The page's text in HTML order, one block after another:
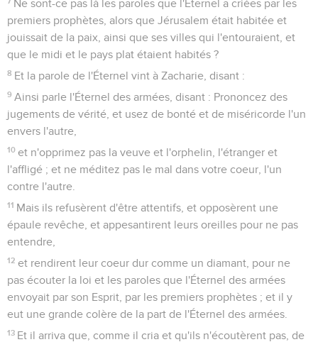
Ne sont-ce pas là les paroles que l'Éternel a criées par les
premiers prophètes, alors que Jérusalem était habitée et
jouissait de la paix, ainsi que ses villes qui l'entouraient, et
que le midi et le pays plat étaient habités ?
8 Et la parole de l'Éternel vint à Zacharie, disant :
9 Ainsi parle l'Éternel des armées, disant : Prononcez des
jugements de vérité, et usez de bonté et de miséricorde l'un
envers l'autre,
10 et n'opprimez pas la veuve et l'orphelin, l'étranger et
l'affligé ; et ne méditez pas le mal dans votre coeur, l'un
contre l'autre.
11 Mais ils refusèrent d'être attentifs, et opposèrent une
épaule revêche, et appesantirent leurs oreilles pour ne pas
entendre,
12 et rendirent leur coeur dur comme un diamant, pour ne
pas écouter la loi et les paroles que l'Éternel des armées
envoyait par son Esprit, par les premiers prophètes ; et il y
eut une grande colère de la part de l'Éternel des armées.
13 Et il arriva que, comme il cria et qu'ils n'écoutèrent pas, de